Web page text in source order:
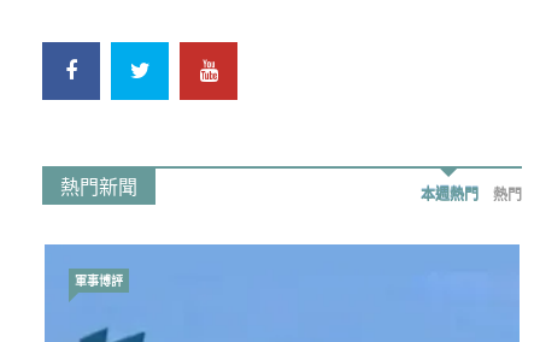
熱門新聞 本週熱門 熱門
軍事博評
時事政治